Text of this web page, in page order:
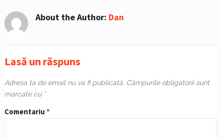
About the Author: Dan
Lasă un răspuns
Adresa ta de email nu va fi publicată. Câmpurile obligatorii sunt
marcate cu *
Comentariu *